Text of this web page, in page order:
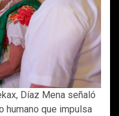
Díaz Mena señaló
humano que impulsa